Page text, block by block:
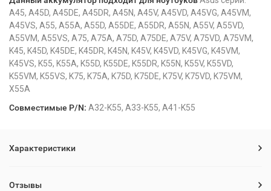
A45, A45D, A45DE, A45DR, A45N, A45V, A45VD, A45VG, A45VM,
A45VS, A55, A55A, A55D, A55DE, A55DR, A55N, A55V, A55VD,
A55VM, A55VS, A75, A75A, A75D, A75DE, A75V, A75VD, A75VM,
K45, K45D, K45DE, K45DR, K45N, K45V, K45VD, K45VG, K45VM,
K45VS, K55, K55A, K55D, K55DE, K55DR, K55N, K55V, K55VD,
K55VM, K55VS, K75, K75A, K75D, K75DE, K75V, K75VD, K75VM,
X55A
Совместимые P/N: A32-K55, A33-K55, A41-K55
Характеристики
Отзывы